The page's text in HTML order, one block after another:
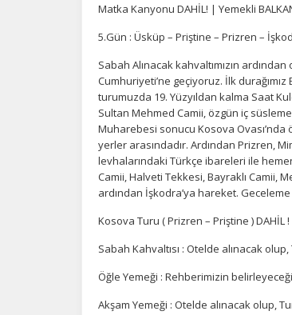
Matka Kanyonu DAHİL! | Yemekli
5.Gün : Üsküp – Priştine – Prizren –
Sabah Alınacak kahvaltımızın
Cumhuriyeti’ne geçiyoruz. İlk
turumuzda 19. Yüzyıldan kalma Saat
Sultan Mehmed Camii, özgün iç
Muharebesi sonucu Kosova Ovası’nda
yerler arasındadır. Ardından Prizren,
levhalarındaki Türkçe ibareleri ile
Camii, Halveti Tekkesi, Bayraklı Camii,
ardından İşkodra’ya hareket.
Kosova Turu ( Prizren – Priştine ) DAHİL !
Sabah Kahvaltısı : Otelde alınacak
Öğle Yemeği : Rehberimizin
Akşam Yemeği : Otelde alınacak olup,